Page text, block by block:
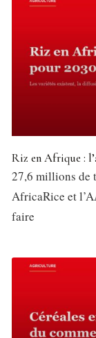
Riz en Afrique :
27,6 millions de
AfricaRice et
faire